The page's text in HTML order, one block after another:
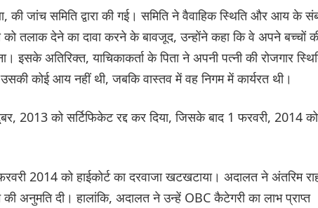
की जांच समिति द्वारा की गई। समिति ने वैवाहिक स्थिति और आय के
तलाक देने का दावा करने के बावजूद, उन्होंने कहा कि वे अपने बच्चों
इसके अतिरिक्त, याचिकाकर्ता के पिता ने अपनी पत्नी की रोजगार
कोई आय नहीं थी, जबकि वास्तव में वह निगम में कार्यरत थी।
2013 को सर्टिफिकेट रद्द कर दिया, जिसके बाद 1 फरवरी, 2014 को
2014 को हाईकोर्ट का दरवाजा खटखटाया। अदालत ने अंतरिम
अनुमति दी। हालांकि, अदालत ने उन्हें OBC कैटेगरी का लाभ प्राप्त